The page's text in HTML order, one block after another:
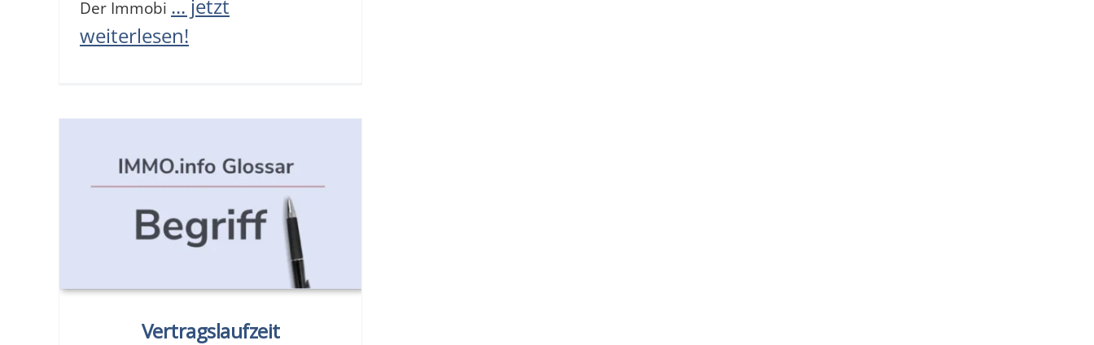
Der Immobi ... jetzt
weiterlesen!
Vertragslaufzeit